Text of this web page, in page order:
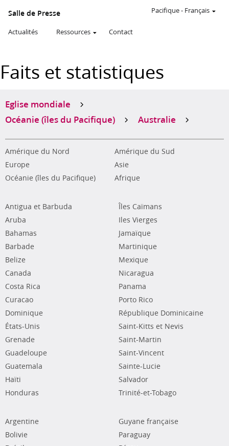
Salle de Presse
Actualités Ressources Contact
Pacifique- Français
Faits et statistiques
Eglise mondiale
Océanie (îles du Pacifique)
Australie
Amérique du Nord
Amérique du Sud
Europe
Asie
Océanie (îles du Pacifique)
Afrique
Antigua et Barbuda
Aruba
Bahamas
Barbade
Belize
Canada
Costa Rica
Curacao
Dominique
États-Unis
Grenade
Guadeloupe
Guatemala
Haïti
Honduras
Îles Caïmans
Iles Vierges
Jamaïque
Martinique
Mexique
Nicaragua
Panama
Porto Rico
République Dominicaine
Saint-Kitts et Nevis
Saint-Martin
Saint-Vincent
Sainte-Lucie
Salvador
Trinité-et-Tobago
Argentine
Bolivie
Guyane française
Paraguay